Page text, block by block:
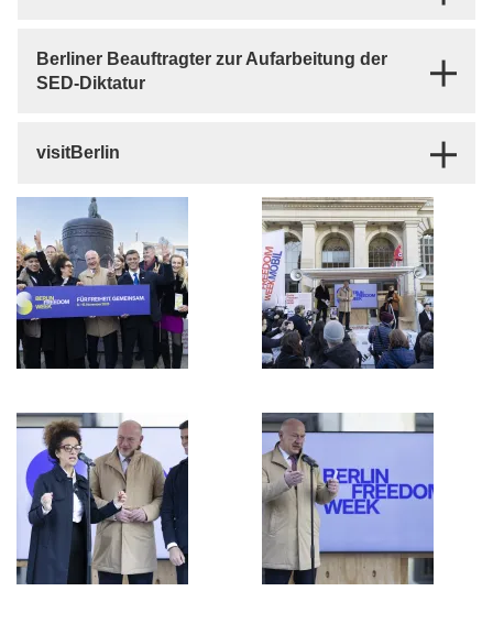
Berliner Beauftragter zur Aufarbeitung der
SED-Diktatur
visitBerlin